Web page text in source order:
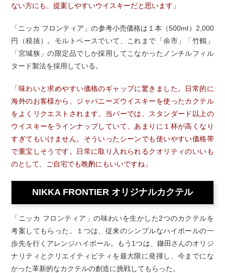
ない方にも、提案しやすいウイスキーだと思います」
「ニッカ フロンティア」の参考小売価格は１本（500ml）2,000
円（税抜）。モルトベースでいて、これまで「余市」「竹鶴」
「宮城狭」の限定品でしか採用してこなかったノンチルフィル
タード製法を採用している。
「味わいと求めやすい価格のギャップに驚きました。日常的に
海外のお客様から、ジャパニーズウイスキーを使ったカクテル
をよくリクエストされます。当バーでは、スタンダード以上の
ウイスキーをラインナップしていて、あまりに１杯が高くなり
すぎてもいけません。そういったシーンでも使いやすい価格帯
で重宝しそうです。日常に取り入れられるクオリティのいいも
のとして、ご自宅でも晩酌にもいいですね」
NIKKA FRONTIER オリジナルカクテル
「ニッカ フロンティア」の味わいを生かした2つのカクテルを
考案してもらった。１つは、従来のシンプルなハイボールの一
歩先を行くアレンジハイボール。もう1つは、鎌田さんのオリジ
ナリティとクリエイティビティを最大限に発揮し、今までにな
かった革新的なカクテルの創造に挑戦してもらった。